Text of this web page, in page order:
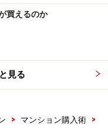
買えるのか
見る
> マンション購入術
>